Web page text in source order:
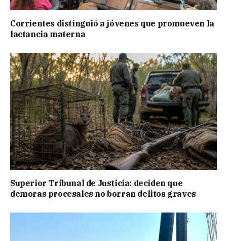
Corrientes distinguió a jóvenes que promueven la
lactancia materna
Superior Tribunal de Justicia: deciden que
demoras procesales no borran delitos graves